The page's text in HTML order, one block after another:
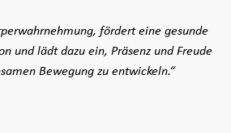
fördert eine gesunde
und lädt dazu ein, Präsenz und Freude
Bewegung zu entwickeln.“